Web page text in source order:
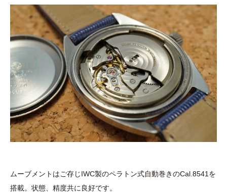
ムーブメントはご存じIWC製のペラトン式自動巻きのCal.8541を
搭載。状態、精度共に良好です。